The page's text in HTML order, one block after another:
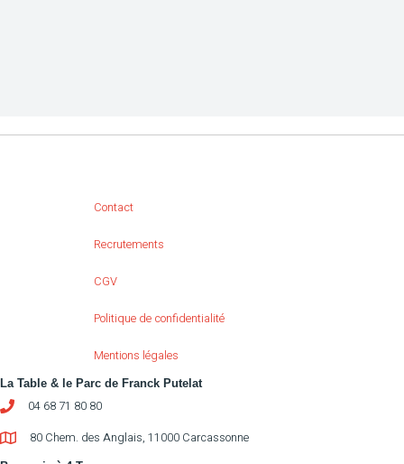
Contact
Recrutements
CGV
Politique de confidentialité
Mentions légales
La Table & le Parc de Franck Putelat
04 68 71 80 80
80 Chem. des Anglais, 11000 Carcassonne